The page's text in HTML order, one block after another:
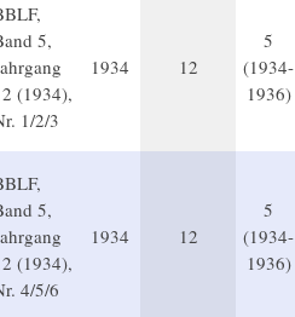
5,
(1934),
1/2/3
1934 12
5
(1934-
1936)
5,
(1934),
4/5/6
1934 12
5
(1934-
1936)